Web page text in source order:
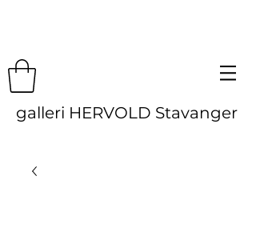
galleri HERVOLD Stavanger